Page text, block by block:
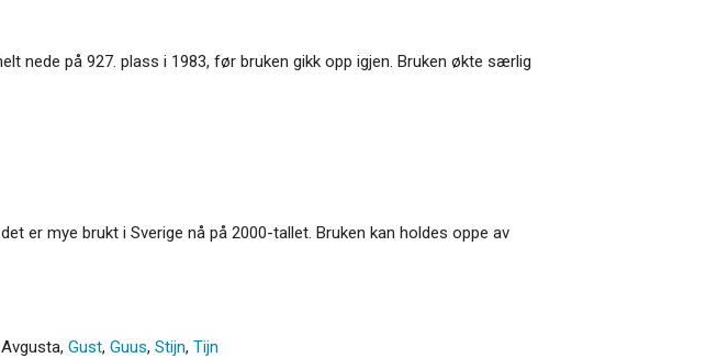
nede på 927. plass i 1983, før bruken gikk opp igjen. Bruken økte særlig
er mye brukt i Sverige nå på 2000-tallet. Bruken kan holdes oppe av
Avgusta, Gust, Guus, Stijn, Tijn